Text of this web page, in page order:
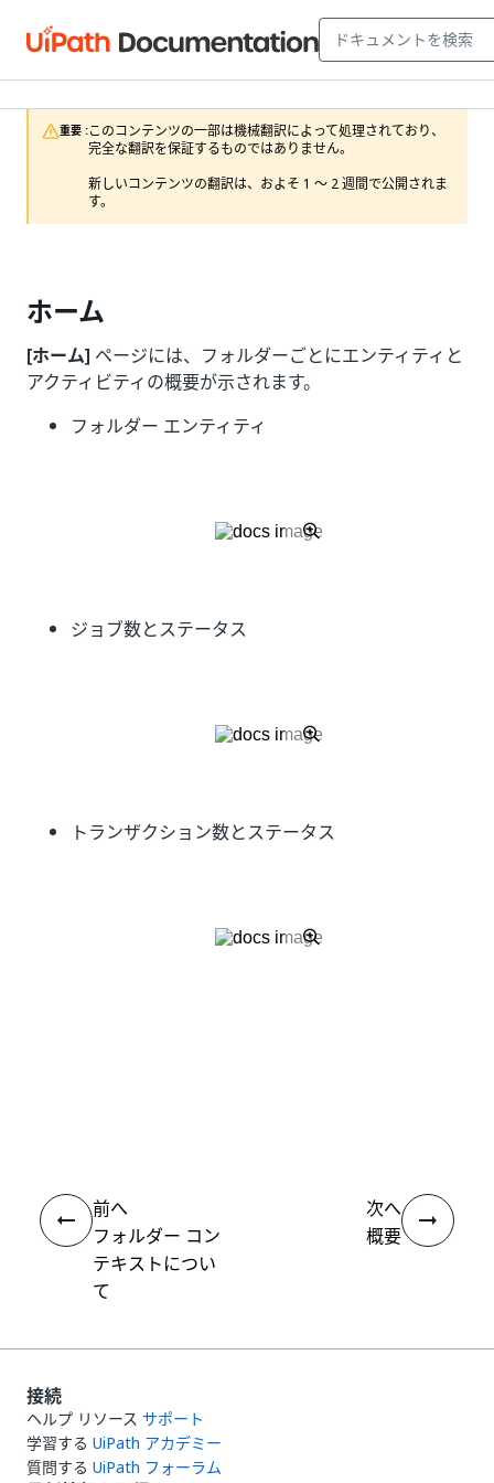
重要 :このコンテンツの一部は機械翻訳によって処理されており、
完全な翻訳を保証するものではありません。
新しいコンテンツの翻訳は、およそ 1 ～ 2 週間で公開されま
す。
ホーム
[ホーム] ページには、フォルダーごとにエンティティと
アクティビティの概要が示されます。
フォルダー エンティティ
ジョブ数とステータス
トランザクション数とステータス
前へ
フォルダー コン
テキストについ
て
次へ
概要
接続
ヘルプ リソース サポート
学習する UiPath アカデミー
質問する UiPath フォーラム